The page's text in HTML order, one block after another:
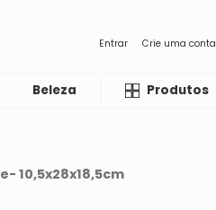
Entrar Crie uma conta
Beleza LiquidaProdutos
10,5x28x18,5cm